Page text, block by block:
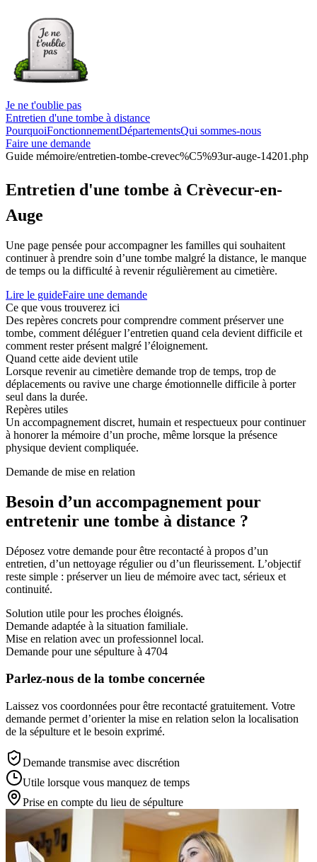
Je ne t'oublie pas
Entretien d'une tombe à distance
PourquoiFonctionnementDépartementsQui sommes-nous
Faire une demande
Guide mémoire/entretien-tombe-crevec%C5%93ur-auge-14201.php
Entretien d'une tombe à Crèvecur-en-
Auge
Une page pensée pour accompagner les familles qui souhaitent
continuer à prendre soin d’une tombe malgré la distance, le manque
de temps ou la difficulté à revenir régulièrement au cimetière.
Lire le guideFaire une demande
Ce que vous trouverez ici
Des repères concrets pour comprendre comment préserver une
tombe, comment déléguer l’entretien quand cela devient difficile et
comment rester présent malgré l’éloignement.
Quand cette aide devient utile
Lorsque revenir au cimetière demande trop de temps, trop de
déplacements ou ravive une charge émotionnelle difficile à porter
seul dans la durée.
Repères utiles
Un accompagnement discret, humain et respectueux pour continuer
à honorer la mémoire d’un proche, même lorsque la présence
physique devient compliquée.
Demande de mise en relation
Besoin d’un accompagnement pour
entretenir une tombe à distance ?
Déposez votre demande pour être recontacté à propos d’un
entretien, d’un nettoyage régulier ou d’un fleurissement. L’objectif
reste simple : préserver un lieu de mémoire avec tact, sérieux et
continuité.
Solution utile pour les proches éloignés.
Demande adaptée à la situation familiale.
Mise en relation avec un professionnel local.
Demande pour une sépulture à 4704
Parlez-nous de la tombe concernée
Laissez vos coordonnées pour être recontacté gratuitement. Votre
demande permet d’orienter la mise en relation selon la localisation
de la sépulture et le besoin exprimé.
Demande transmise avec discrétion
Utile lorsque vous manquez de temps
Prise en compte du lieu de sépulture